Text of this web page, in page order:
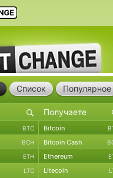
Список Популярное
BTC Bitcoin
BCH Bitcoin Cash
ETH Ethereum
LTC Litecoin